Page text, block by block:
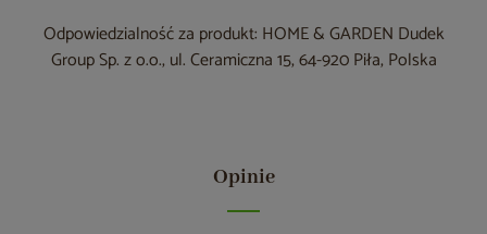
Odpowiedzialność za produkt: HOME & GARDEN Dudek
Group Sp. z o.o., ul. Ceramiczna 15, 64-920 Piła, Polska
Opinie